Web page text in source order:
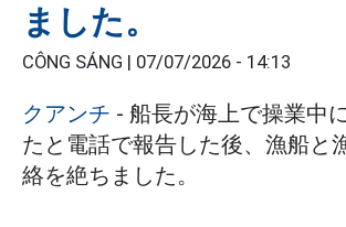
ました。
CÔNG SÁNG | 07/07/2026 - 14:13
クアンチ - 船長が海上で操業中
たと電話で報告した後、漁船と
絡を絶ちました。